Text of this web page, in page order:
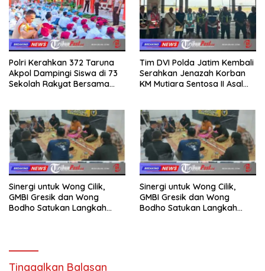
Polri Kerahkan 372 Taruna
Akpol Dampingi Siswa di 73
Sekolah Rakyat Bersama
Tim DVI Polda Jatim Kembali
Serahkan Jenazah Korban
KM Mutiara Sentosa II Asal
Sinergi untuk Wong Cilik,
GMBI Gresik dan Wong
Bodho Satukan Langkah
Sinergi untuk Wong Cilik,
GMBI Gresik dan Wong
Bodho Satukan Langkah
Tinggalkan Balasan